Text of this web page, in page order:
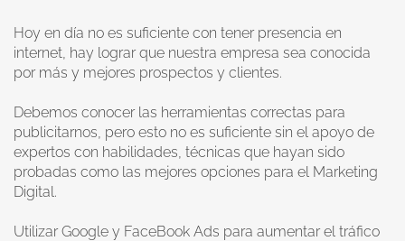
Hoy en día no es suficiente con tener presencia en
internet, hay lograr que nuestra empresa sea conocida
por más y mejores prospectos y clientes.
Debemos conocer las herramientas correctas para
publicitarnos, pero esto no es suficiente sin el apoyo de
expertos con habilidades, técnicas que hayan sido
probadas como las mejores opciones para el Marketing
Digital.
Utilizar Google y FaceBook Ads para aumentar el tráfico